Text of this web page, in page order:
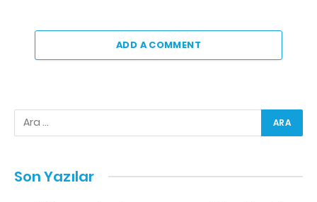
ADD A COMMENT
Son Yazılar